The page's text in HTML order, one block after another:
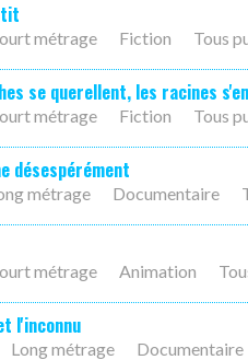
métrage Fiction Tous
se querellent, les racines
métrage Fiction Tous
désespérément
métrage Documentaire
métrage Animation
l'inconnu
Long métrage Documentaire